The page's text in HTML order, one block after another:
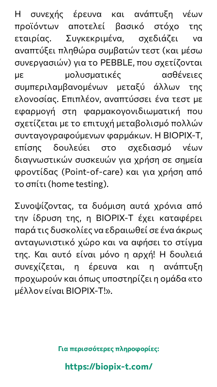
Η συνεχής έρευνα και ανάπτυξη νέων
προϊόντων αποτελεί βασικό στόχο της
εταιρίας. Συγκεκριμένα, σχεδιάζει να
αναπτύξει πληθώρα συμβατών τεστ (και μέσω
συνεργασιών) για το PEBBLE, που σχετίζονται
με μολυσματικές ασθένειες
συμπεριλαμβανομένων μεταξύ άλλων της
ελονοσίας. Επιπλέον, αναπτύσσει ένα τεστ με
εφαρμογή στη φαρμακογονιδιωματική που
σχετίζεται με το επιτυχή μεταβολισμό πολλών
συνταγογραφούμενων φαρμάκων. Η BIOPIX-T,
επίσης δουλεύει στο σχεδιασμό νέων
διαγνωστικών συσκευών για χρήση σε σημεία
φροντίδας (Point-of-care) και για χρήση από
το σπίτι (home testing).
Συνοψίζοντας, τα δυόμιση αυτά χρόνια από
την ίδρυση της, η BIOPIX-T έχει καταφέρει
παρά τις δυσκολίες να εδραιωθεί σε ένα άκρως
ανταγωνιστικό χώρο και να αφήσει το στίγμα
της. Και αυτό είναι μόνο η αρχή! Η δουλειά
συνεχίζεται, η έρευνα και η ανάπτυξη
προχωρούν και όπως υποστηρίζει η ομάδα «το
μέλλον είναι BIOPIX-T!».
Για περισσότερες πληροφορίες:
https://biopix-t.com/